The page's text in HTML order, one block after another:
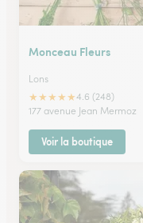
Monceau Fleurs
Lons
★★★★★4.6 (248)
177 avenue Jean Mermoz
Voir la boutique